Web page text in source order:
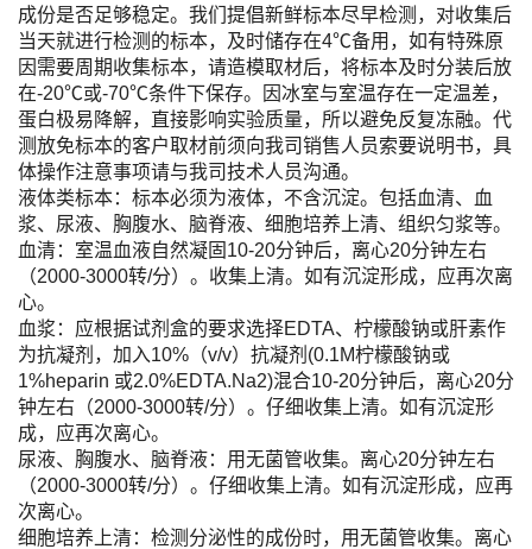
成份是否足够稳定。我们提倡新鲜标本尽早检测，对收集后
当天就进行检测的标本，及时储存在4℃备用，如有特殊原
因需要周期收集标本，请造模取材后，将标本及时分装后放
在-20℃或-70℃条件下保存。因冰室与室温存在一定温差，
蛋白极易降解，直接影响实验质量，所以避免反复冻融。代
测放免标本的客户取材前须向我司销售人员索要说明书，具
体操作注意事项请与我司技术人员沟通。
液体类标本：标本必须为液体，不含沉淀。包括血清、血
浆、尿液、胸腹水、脑脊液、细胞培养上清、组织匀浆等。
血清：室温血液自然凝固10-20分钟后，离心20分钟左右
（2000-3000转/分）。收集上清。如有沉淀形成，应再次离
心。
血浆：应根据试剂盒的要求选择EDTA、柠檬酸钠或肝素作
为抗凝剂，加入10%（v/v）抗凝剂(0.1M柠檬酸钠或
1%heparin 或2.0%EDTA.Na2)混合10-20分钟后，离心20分
钟左右（2000-3000转/分）。仔细收集上清。如有沉淀形
成，应再次离心。
尿液、胸腹水、脑脊液：用无菌管收集。离心20分钟左右
（2000-3000转/分）。仔细收集上清。如有沉淀形成，应再
次离心。
细胞培养上清：检测分泌性的成份时，用无菌管收集。离心